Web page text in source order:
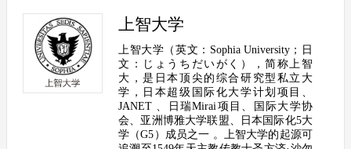
上智大学
上智大学（英文：Sophia University；日
文：じょうちだいがく），简称上智
大，是日本顶尖的综合研究型私立大
学，日本超级国际化大学计划项目、
JANET 、日瑞Mirai项目、国际大学协
会、亚洲博雅大学联盟、日本国际化5大
学（G5）成员之一 。上智大学的起源可